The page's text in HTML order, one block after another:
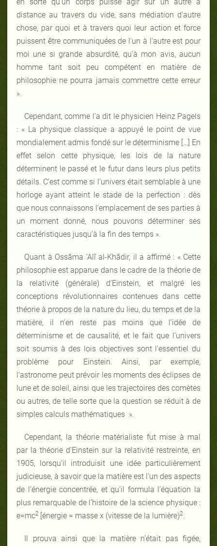
distance au travers du vide, sans médiation d'autre
chose, par quoi et à travers quoi leur action et force
puissent être communiquées de l'un à l'autre est pour
moi une si grande absurdité, qu’à mon avis, aucun
homme tant soit peu compétent en matière de
philosophie ne pourra jamais commettre cette erreur
».
Cependant, comme l’a dit le physicien Heinz Pagels
: « La physique classique a appuyé le point de vue
mondialement admis fondé sur le déterminisme […] En
effet selon cette physique, les lois de la nature
déterminent le passé et le futur dans leurs plus petits
détails. C’est comme si l’univers était semblable à une
horloge ayant atteint le stade de la perfection : dès
que nous connaissons l’emplacement de ses parties à
un moment donné, nous pouvons déterminer ses
caractéristiques jusqu’à la fin des temps ».
Quant à Ossâma ‘Alî al-Khâdir, il a affirmé : « Cette
philosophie est apparue dans le cadre de la théorie de
la relativité (générale) d’Einstein, et malgré les
conceptions révolutionnaires contenues dans cette
théorie à propos de la nature du lieu, du temps et de la
matière, il n’en reste pas moins que l’idée de
déterminisme et de causalité, et le fait que l’univers
soit soumis à des lois objectives sont l’essentiel du
problème pour Einstein. Ainsi, par exemple,
l’astronome peut prévoir les moments des éclipses de
lune et de soleil, ainsi que les trajectoires des comètes
ou autres, de telle sorte que la question se réduit à de
simples calculs mathématiques ».
Cependant, la théorie matérialiste fut mise à mal
par la théorie d’Einstein sur la relativité restreinte, en
1905, lorsqu’il introduisit une idée particulièrement
judicieuse, à savoir que la matière est l’un des aspects
de l’énergie concentrée, et qu’il formula l’équation la
plus remarquable de l’histoire de la science physique :
e=mc2 [énergie = masse x (vitesse de la lumière)2.
Il prouva ainsi que la matière n’était pas figée,